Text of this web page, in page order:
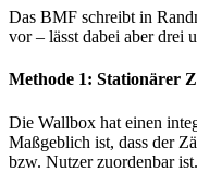
Das BMF schreibt in
vor – lässt dabei aber drei
Methode 1: Stationärer
Die Wallbox hat einen
Maßgeblich ist, dass der
bzw. Nutzer zuordenbar ist.